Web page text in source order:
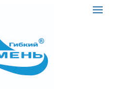
Toggle